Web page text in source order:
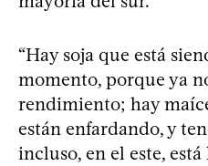
“Hay soja que está
momento, porque ya
rendimiento; hay
están enfardando, y
incluso, en el este,